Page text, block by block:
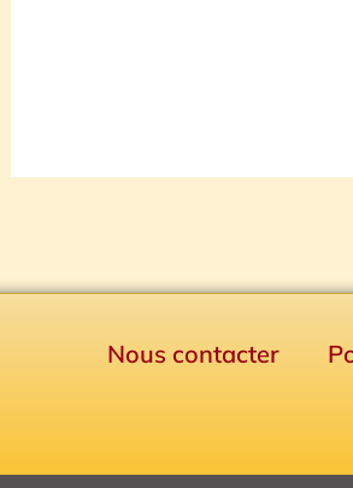
Nous contacter